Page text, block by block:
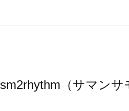
sm2rhythm（サマン